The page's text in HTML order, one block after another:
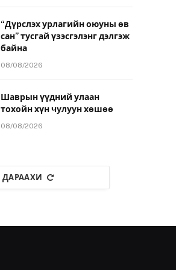
“Дүрслэх урлагийн оюуны өв
сан” тусгай үзэсгэлэнг дэлгэж
байна
08/08/2026
Шаврын үүдний улаан
тохойн хүн чулуун хөшөө
08/08/2026
ДАРААХИ